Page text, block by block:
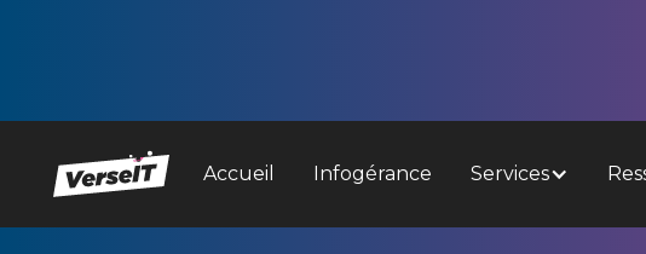
Accueil Infogérance Services